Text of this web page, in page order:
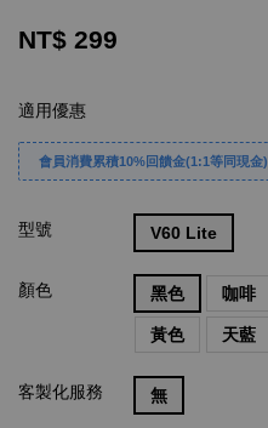
NT$ 299
適用優惠
會員消費累積10%回饋金(1:1等同現金)
型號 V60 Lite
顏色 黑色 咖啡
黃色 天藍
客製化服務 無